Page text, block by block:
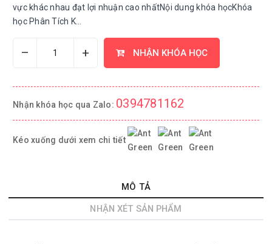
vực khác nhau đạt lợi nhuận cao nhấtNội dung khóa họcKhóa
học Phân Tích K...
– + NHẬN KHÓA HỌC
Nhận khóa học qua Zalo: 0394781162
Kéo xuống dưới xem chi tiết
MÔ TẢ
NHẬN XÉT SẢN PHẨM